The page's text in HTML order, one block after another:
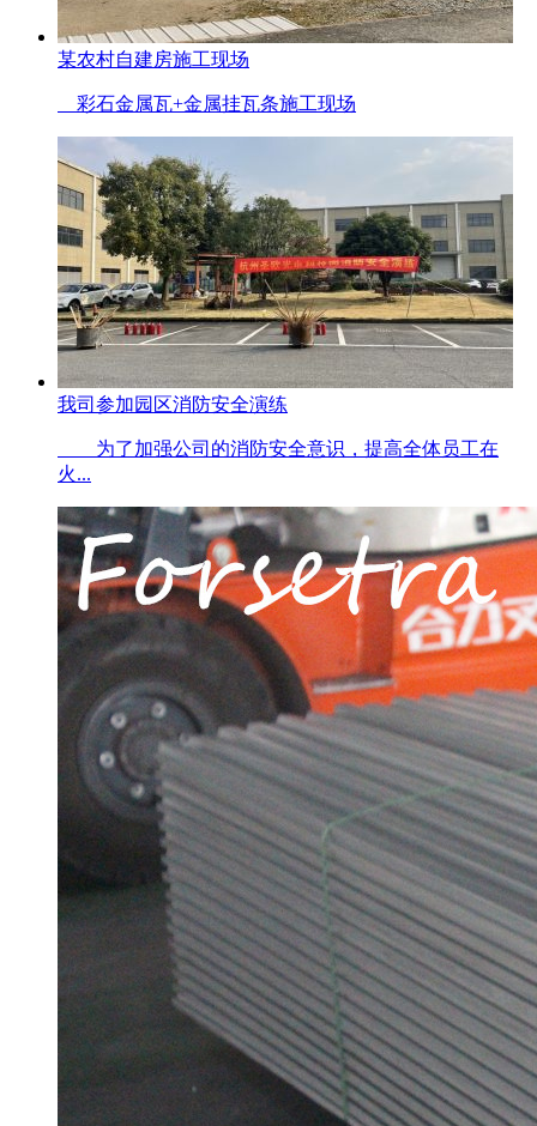
某农村自建房施工现场
彩石金属瓦+金属挂瓦条施工现场
我司参加园区消防安全演练
为了加强公司的消防安全意识，提高全体员工在
火...